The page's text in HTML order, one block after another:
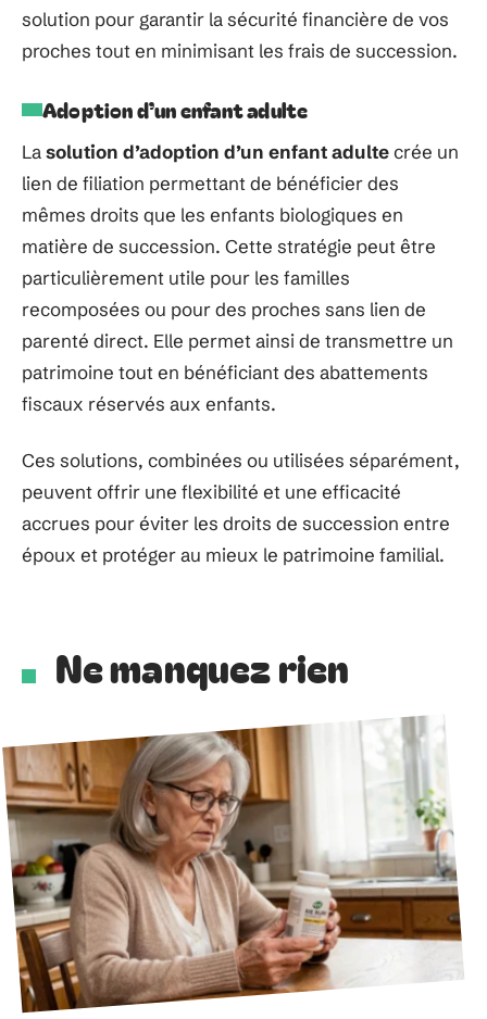
solution pour garantir la sécurité financière de vos
proches tout en minimisant les frais de succession.
Adoption d’un enfant adulte
Lasolution d’adoption d’un enfant adultecrée un
lien de filiation permettant de bénéficier des
mêmes droits que les enfants biologiques en
matière de succession. Cette stratégie peut être
particulièrement utile pour les familles
recomposées ou pour des proches sans lien de
parenté direct. Elle permet ainsi de transmettre un
patrimoine tout en bénéficiant des abattements
fiscaux réservés aux enfants.
Ces solutions, combinées ou utilisées séparément,
peuvent offrir une flexibilité et une efficacité
accrues pour éviter les droits de succession entre
époux et protéger au mieux le patrimoine familial.
Ne manquez rien